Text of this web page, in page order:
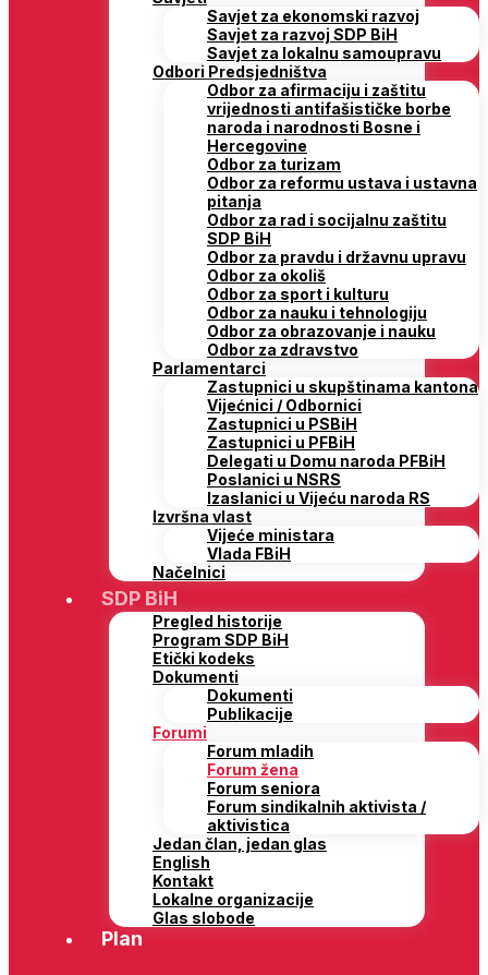
Savjet za ekonomski razvoj
Savjet za razvoj SDP BiH
Savjet za lokalnu samoupravu
Odbori Predsjedništva
Odbor za afirmaciju i zaštitu
vrijednosti antifašističke borbe
naroda i narodnosti Bosne i
Hercegovine
Odbor za turizam
Odbor za reformu ustava i ustavna
pitanja
Odbor za rad i socijalnu zaštitu
SDP BiH
Odbor za pravdu i državnu upravu
Odbor za okoliš
Odbor za sport i kulturu
Odbor za nauku i tehnologiju
Odbor za obrazovanje i nauku
Odbor za zdravstvo
Parlamentarci
Zastupnici u skupštinama kantona
Vijećnici / Odbornici
Zastupnici u PSBiH
Zastupnici u PFBiH
Delegati u Domu naroda PFBiH
Poslanici u NSRS
Izaslanici u Vijeću naroda RS
Izvršna vlast
Vijeće ministara
Vlada FBiH
Načelnici
SDP BiH
Pregled historije
Program SDP BiH
Etički kodeks
Dokumenti
Dokumenti
Publikacije
Forumi
Forum mladih
Forum žena
Forum seniora
Forum sindikalnih aktivista /
aktivistica
Jedan član, jedan glas
English
Kontakt
Lokalne organizacije
Glas slobode
Plan